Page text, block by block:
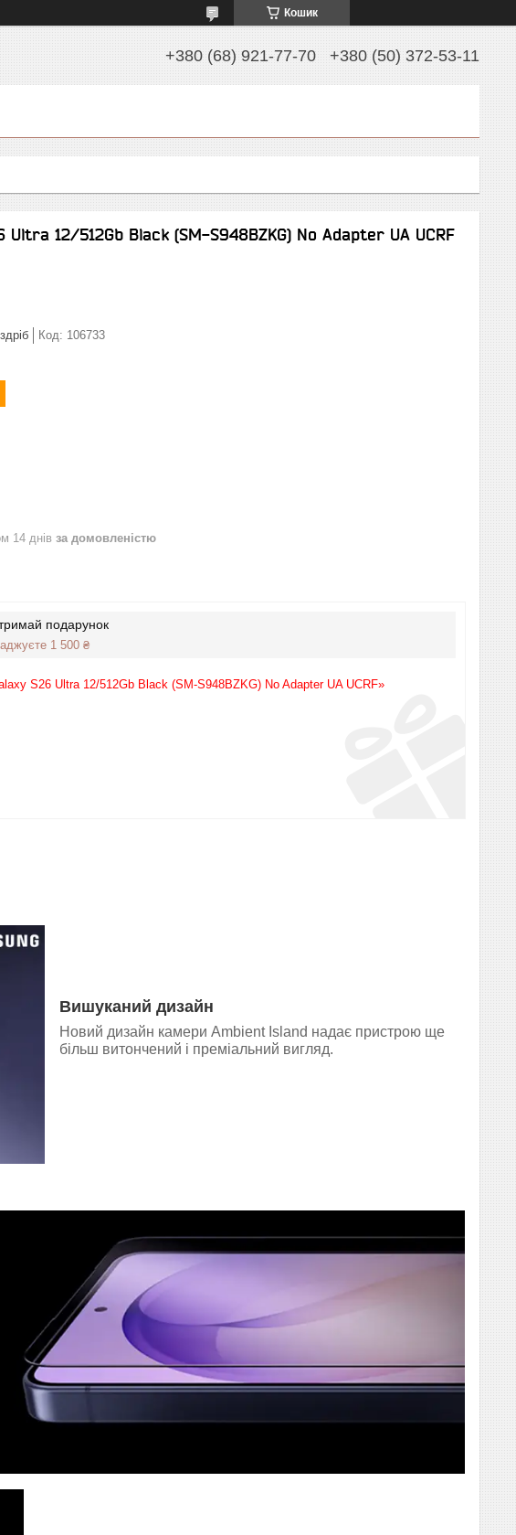
Кошик
+380 (68) 921-77-70 +380 (50) 372-53-11
Ultra 12/512Gb Black (SM-S948BZKG) No Adapter UA UCRF
Код: 106733
14 днів за домовленістю
подарунок
1 500 ₴
S26 Ultra 12/512Gb Black (SM-S948BZKG) No Adapter UA UCRF»
Вишуканий дизайн
Новий дизайн камери Ambient Island надає пристрою ще
більш витончений і преміальний вигляд.